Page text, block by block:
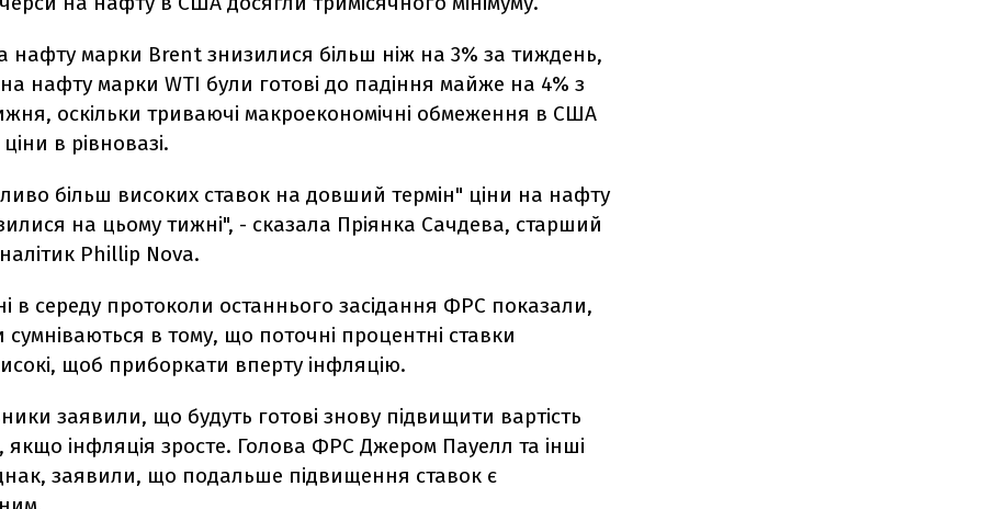
марки Brent знизилися більш ніж на 3% за тиждень,
нафту марки WTI були готові до падіння майже на 4% з
оскільки триваючі макроекономічні обмеження в США
в рівновазі.
більш високих ставок на довший термін" ціни на нафту
на цьому тижні", - сказала Пріянка Сачдева, старший
Phillip Nova.
в середу протоколи останнього засідання ФРС показали,
сумніваються в тому, що поточні процентні ставки
щоб приборкати вперту інфляцію.
заявили, що будуть готові знову підвищити вартість
якщо інфляція зросте. Голова ФРС Джером Пауелл та інші
заявили, що подальше підвищення ставок є